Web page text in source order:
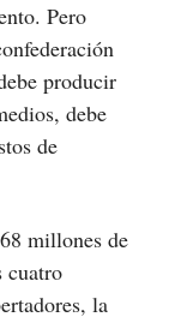
Pero
producir
debe
de
millones de
cuatro
la